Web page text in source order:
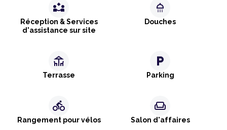
partner_exchange
Réception & Services
d'assistance sur site
shower
Douches
deck
Terrasse
local_parking
Parking
directions_bike
Rangement pour vélos
weekend
Salon d'affaires